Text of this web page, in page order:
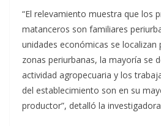
“El relevamiento muestra que los
matanceros son familiares
unidades económicas se localizan
zonas periurbanas, la mayoría se
actividad agropecuaria y los
del establecimiento son en su
productor”, detalló la